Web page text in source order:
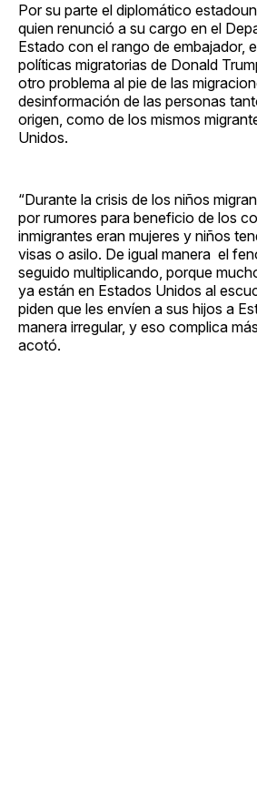
Por su parte el diplomático
quien renunció a su cargo en el
Estado con el rango de embajador,
políticas migratorias de Donald
otro problema al pie de las
desinformación de las personas
origen, como de los mismos
Unidos.
“Durante la crisis de los niños
por rumores para beneficio de los
inmigrantes eran mujeres y niños
visas o asilo. De igual manera el
seguido multiplicando, porque
ya están en Estados Unidos al
piden que les envíen a sus hijos a
manera irregular, y eso complica
acotó.